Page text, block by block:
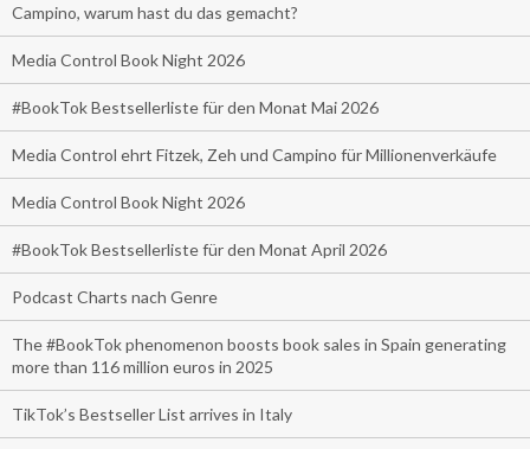
Campino, warum hast du das gemacht?
Media Control Book Night 2026
#BookTok Bestsellerliste für den Monat Mai 2026
Media Control ehrt Fitzek, Zeh und Campino für Millionenverkäufe
Media Control Book Night 2026
#BookTok Bestsellerliste für den Monat April 2026
Podcast Charts nach Genre
The #BookTok phenomenon boosts book sales in Spain generating
more than 116 million euros in 2025
TikTok’s Bestseller List arrives in Italy